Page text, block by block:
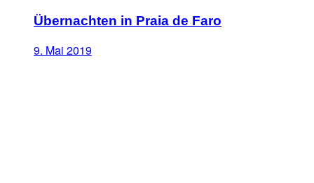
Übernachten in Praia de Faro
9. Mai 2019